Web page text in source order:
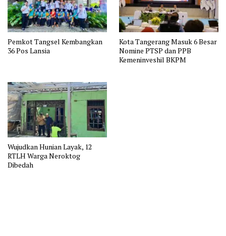
Pemkot Tangsel Kembangkan
36 Pos Lansia
Kota Tangerang Masuk 6 Besar
Nomine PTSP dan PPB
Kemeninveshil BKPM
Wujudkan Hunian Layak, 12
RTLH Warga Neroktog
Dibedah